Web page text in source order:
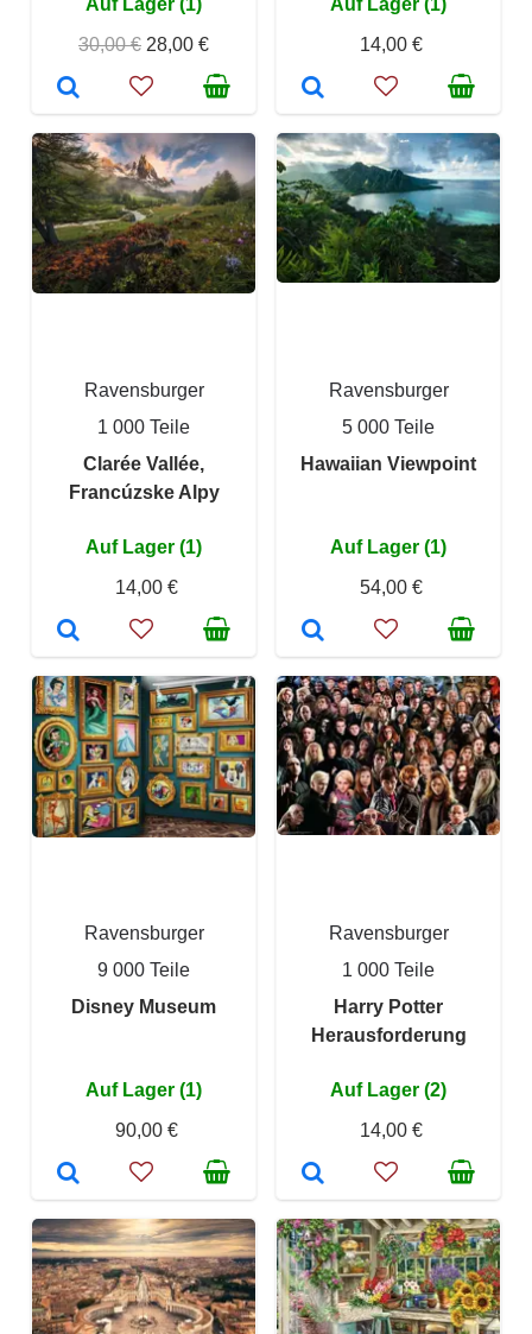
Auf Lager (1)
30,00 € 28,00 €
Auf Lager (1)
14,00 €
Ravensburger
1 000 Teile
Clarée Vallée,
Francúzske Alpy
Auf Lager (1)
14,00 €
Ravensburger
5 000 Teile
Hawaiian Viewpoint
Auf Lager (1)
54,00 €
Ravensburger
9 000 Teile
Disney Museum
Auf Lager (1)
90,00 €
Ravensburger
1 000 Teile
Harry Potter
Herausforderung
Auf Lager (2)
14,00 €